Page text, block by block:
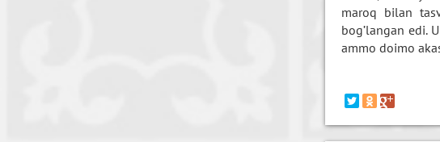
maroq bilan
bog’langan edi.
ammo doimo